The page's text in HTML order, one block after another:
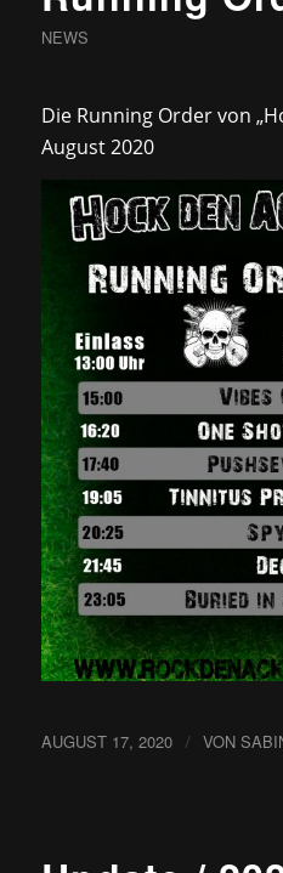
NEWS
Die Running Order von
August 2020
AUGUST 17, 2020 / VON